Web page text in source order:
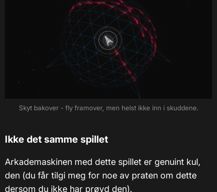
Skyt bakover - fly framover, men helst ikke inn i skuddene.
Ikke det samme spillet
Arkademaskinen med dette spillet er genuint kul,
den (du får tilgi meg for noe av praten om dette
dersom du ikke har prøvd den).